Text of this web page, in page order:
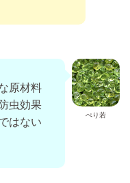
ぺり若
原材料
虫効果
はない